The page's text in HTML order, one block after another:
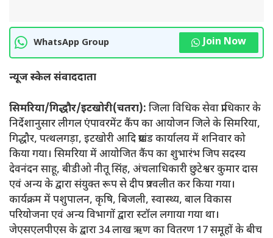
WhatsApp Group Join Now
न्यूज स्केल संवाददाता
सिमरिया/गिद्धौर/इटखोरी(चतरा): जिला विधिक सेवा प्राधिकार के
निर्देशानुसार लीगल एंपावरमेंट कैंप का आयोजन जिले के सिमरिया,
गिद्धौर, पत्थलगड़ा, इटखोरी आदि प्रखंड कार्यालय में शनिवार को
किया गया। सिमरिया में आयोजित कैंप का शुभारंभ जिप सदस्य
देवनंदन साहू, बीडीओ नीतू सिंह, अंचलाधिकारी छुटेश्वर कुमार दास
एवं अन्य के द्वारा संयुक्त रूप से दीप प्रज्वलीत कर किया गया।
कार्यक्रम में पशुपालन, कृषि, बिजली, स्वास्थ्य, बाल विकास
परियोजना एवं अन्य विभागों द्वारा स्टॉल लगाया गया था।
जेएसएलपीएस के द्वारा 34 लाख ऋण का वितरण 17 समूहों के बीच